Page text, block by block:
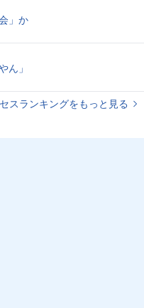
」か
ん」
スランキングをもっと見る